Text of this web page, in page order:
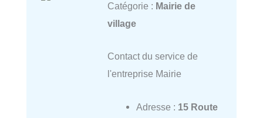
Catégorie : Mairie de
village
Contact du service de
l'entreprise Mairie
Adresse : 15 Route